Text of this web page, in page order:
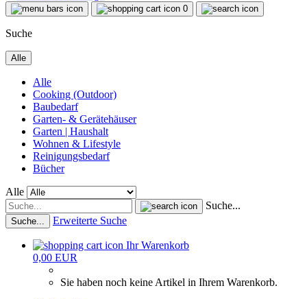
0
Suche
Alle
Alle
Cooking (Outdoor)
Baubedarf
Garten- & Gerätehäuser
Garten | Haushalt
Wohnen & Lifestyle
Reinigungsbedarf
Bücher
Alle
Suche...
Suche... Erweiterte Suche
Ihr Warenkorb
0,00 EUR
Sie haben noch keine Artikel in Ihrem Warenkorb.